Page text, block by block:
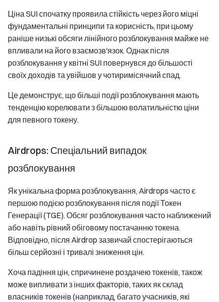
Ціна SUI спочатку проявила стійкість через його міцні
фундаментальні принципи та корисність, при цьому
раніше низькі обсяги лінійного розблокування майже не
впливали на його взаємозв'язок. Однак після
розблокування у квітні SUI повернувся до більшості
своїх доходів та увійшов у чотиримісячний спад.
Це демонструє, що більші події розблокування мають
тенденцію корелювати з більшою волатильністю ціни
для певного токену.
Airdrops: Спеціальний випадок
розблокування
Як унікальна форма розблокування, Airdrops часто є
першою подією розблокування після події Токен
Генерації (TGE). Обсяг розблокування часто наближений
або навіть рівний обіговому постачанню токена.
Відповідно, після Airdrop зазвичай спостерігаються
більш серйозні і тривалі зниження цін.
Хоча падіння цін, спричинене роздачею токенів, також
може випливати з інших факторів, таких як склад
власників токенів (наприклад, багато учасників, які